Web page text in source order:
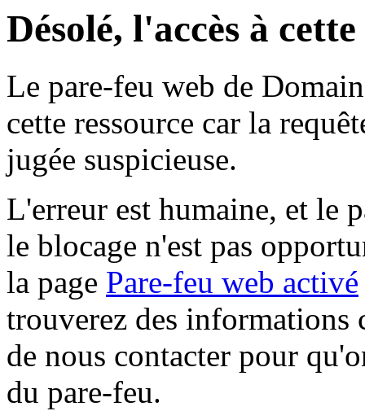
Désolé, l'accès à
Le pare-feu web de
cette ressource car la
jugée suspicieuse.
L'erreur est humaine, et le
le blocage n'est pas
la page Pare-feu web activé
trouverez des informations
de nous contacter pour
du pare-feu.